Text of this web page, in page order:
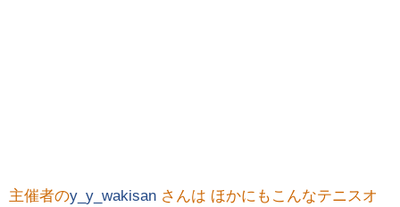
主催者のy_y_wakisan さんは ほかにもこんなテニスオ